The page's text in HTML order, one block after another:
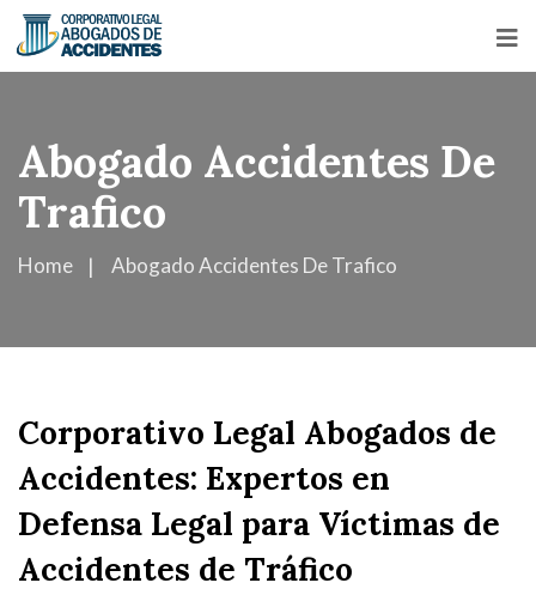
Abogado Accidentes De
Trafico
Home Abogado Accidentes De Trafico
Corporativo Legal Abogados de
Accidentes: Expertos en
Defensa Legal para Víctimas de
Accidentes de Tráfico